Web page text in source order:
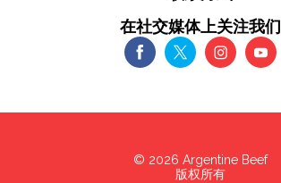
在社交媒体上关注我们
© 2026 Argentine Beef
版权所有